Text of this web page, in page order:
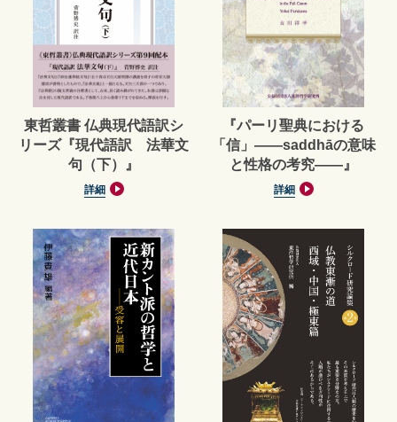
東哲叢書 仏典現代語訳シ
リーズ『現代語訳 法華文
句（下）』
詳細
『パーリ聖典における
「信」——saddhāの意味
と性格の考究——』
詳細